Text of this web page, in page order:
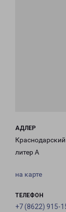
АДЛЕР
Краснодарский
литер А
на карте
ТЕЛЕФОН
+7 (8622) 915-